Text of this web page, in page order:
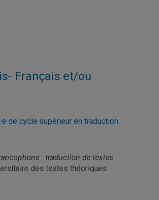
Français et/ou
de cycle supérieur en traduction
: traduction de textes
des textes théoriques